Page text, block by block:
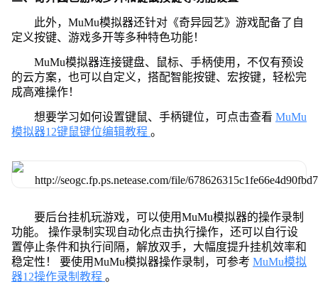
此外，MuMu模拟器还针对《奇异园艺》游戏配备了自
定义按键、游戏多开等多种特色功能！
MuMu模拟器连接键盘、鼠标、手柄使用，不仅有预设
的云方案，也可以自定义，搭配智能按键、宏按键，轻松完
成高难操作！
想要学习如何设置键鼠、手柄键位，可点击查看 MuMu
模拟器12键鼠键位编辑教程 。
要后台挂机玩游戏，可以使用MuMu模拟器的操作录制
功能。 操作录制实现自动化点击执行操作，还可以自行设
置停止条件和执行间隔，解放双手，大幅度提升挂机效率和
稳定性！ 要使用MuMu模拟器操作录制，可参考 MuMu模拟
器12操作录制教程 。